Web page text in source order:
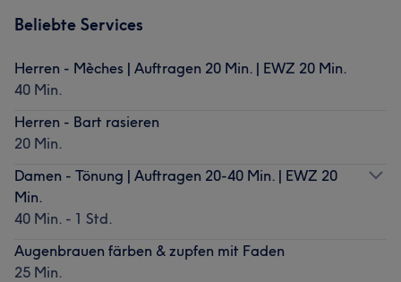
Beliebte Services
Herren - Mèches | Auftragen 20 Min. | EWZ 20 Min.
40 Min.
Herren - Bart rasieren
20 Min.
Damen - Tönung | Auftragen 20-40 Min. | EWZ 20
Min.
40 Min. - 1 Std.
Augenbrauen färben & zupfen mit Faden
25 Min.